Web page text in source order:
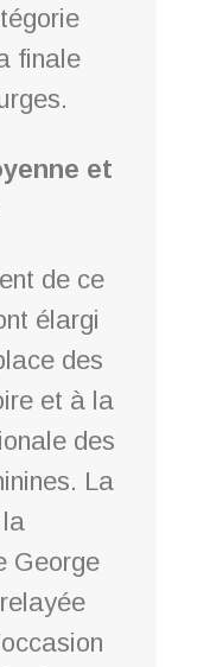
finale
et
de ce
élargi
des
et à la
des
La
George